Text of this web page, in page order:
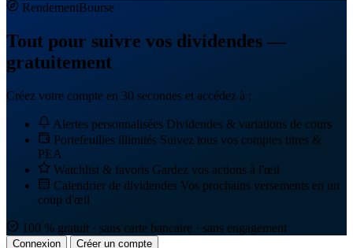
RendementBourse
Tout pour suivre vos dividendes —
gratuitement
Créez votre compte en 30 secondes et accédez à :
Alertes personnalisées Dividendes & variations de cours
Portefeuilles illimités Suivez tous vos comptes titres &
PEA
Watchlist & favoris Gardez vos actions à l'œil
Calendrier de dividendes Vos prochains versements en un
coup d'œil
100 % gratuit · sans carte bancaire · sans engagement
Connexion Créer un compte